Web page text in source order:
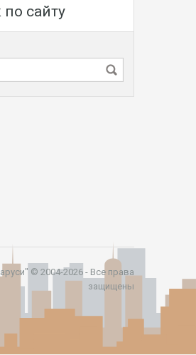
сайту
© 2004-2026 - Все права
защищены